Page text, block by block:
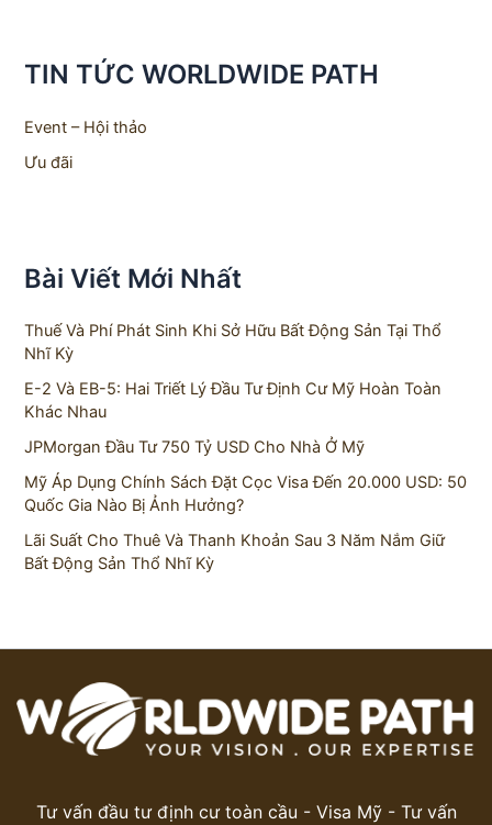
r
TIN TỨC WORLDWIDE PATH
Event – Hội thảo
Ưu đãi
Bài Viết Mới Nhất
Thuế Và Phí Phát Sinh Khi Sở Hữu Bất Động Sản Tại Thổ
Nhĩ Kỳ
E-2 Và EB-5: Hai Triết Lý Đầu Tư Định Cư Mỹ Hoàn Toàn
Khác Nhau
JPMorgan Đầu Tư 750 Tỷ USD Cho Nhà Ở Mỹ
Mỹ Áp Dụng Chính Sách Đặt Cọc Visa Đến 20.000 USD: 50
Quốc Gia Nào Bị Ảnh Hưởng?
Lãi Suất Cho Thuê Và Thanh Khoản Sau 3 Năm Nắm Giữ
Bất Động Sản Thổ Nhĩ Kỳ
Tư vấn đầu tư định cư toàn cầu - Visa Mỹ - Tư vấn